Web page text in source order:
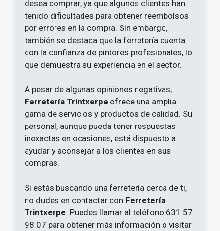
desea comprar, ya que algunos clientes han
tenido dificultades para obtener reembolsos
por errores en la compra. Sin embargo,
también se destaca que la ferretería cuenta
con la confianza de pintores profesionales, lo
que demuestra su experiencia en el sector.
A pesar de algunas opiniones negativas,
Ferretería Trintxerpe ofrece una amplia
gama de servicios y productos de calidad. Su
personal, aunque pueda tener respuestas
inexactas en ocasiones, está dispuesto a
ayudar y aconsejar a los clientes en sus
compras.
Si estás buscando una ferretería cerca de ti,
no dudes en contactar con Ferretería
Trintxerpe. Puedes llamar al teléfono 631 57
98 07 para obtener más información o visitar